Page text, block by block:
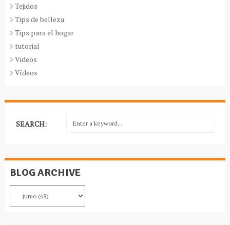
Tejidos
Tips de belleza
Tips para el hogar
tutorial
Videos
Vídeos
SEARCH:
BLOG ARCHIVE